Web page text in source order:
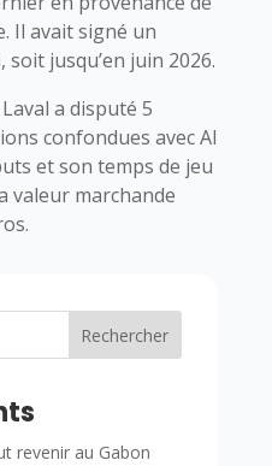
Il avait signé un
jusqu’en juin 2026.
a disputé 5
confondues avec Al
et son temps de jeu
valeur marchande
Rechercher
revenir au Gabon